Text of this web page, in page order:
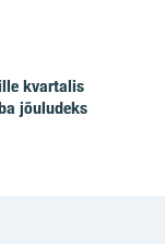
kvartalis
jõuludeks